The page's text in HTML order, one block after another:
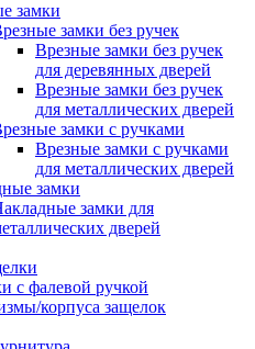
замки
замки без ручек
Врезные замки без ручек
для деревянных дверей
Врезные замки без ручек
для металлических дверей
замки с ручками
Врезные замки с ручками
для металлических дверей
замки
замки для
дверей
с фалевой ручкой
корпуса защелок